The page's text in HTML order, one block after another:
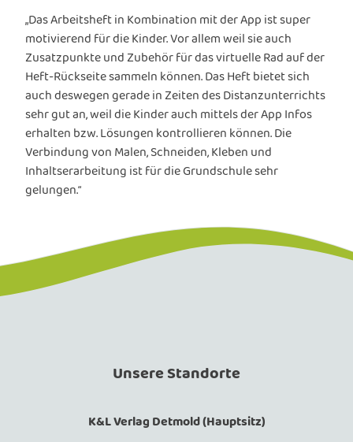
„Das Arbeitsheft in Kombination mit der App ist super
motivierend für die Kinder. Vor allem weil sie auch
Zusatzpunkte und Zubehör für das virtuelle Rad auf der
Heft-Rückseite sammeln können. Das Heft bietet sich
auch deswegen gerade in Zeiten des Distanzunterrichts
sehr gut an, weil die Kinder auch mittels der App Infos
erhalten bzw. Lösungen kontrollieren können. Die
Verbindung von Malen, Schneiden, Kleben und
Inhaltserarbeitung ist für die Grundschule sehr
gelungen.“
Unsere Standorte
K&L Verlag Detmold (Hauptsitz)